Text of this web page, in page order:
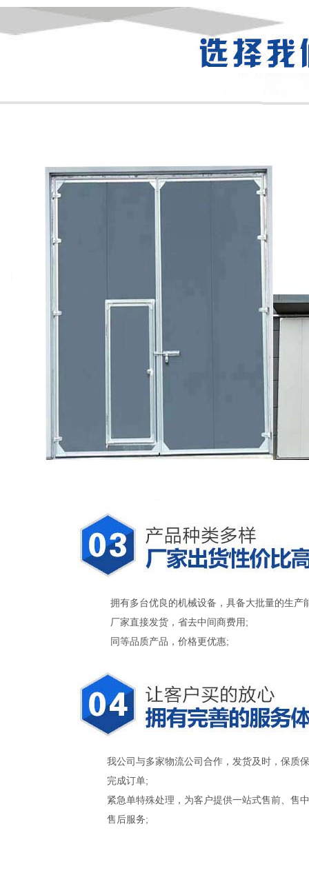
拥有多台优良的机械设备，具备大批量的生产
厂家直接发货，省去中间商费用;
同等品质产品，价格更优惠;
我公司与多家物流公司合作，发货及时，保质
完成订单;
紧急单特殊处理，为客户提供一站式售前、售
售后服务;